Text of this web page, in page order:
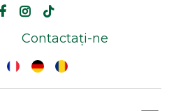
Contactați-ne